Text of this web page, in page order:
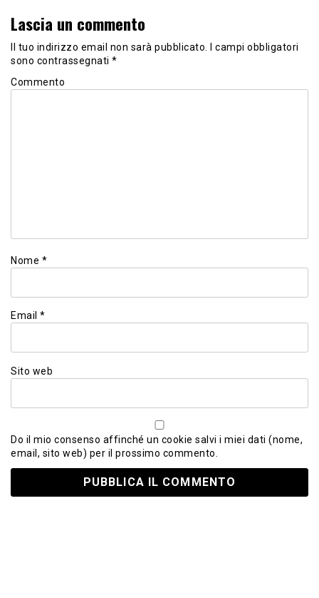
Lascia un commento
Il tuo indirizzo email non sarà pubblicato.
I campi obbligatori
sono contrassegnati *
Commento
Nome *
Email *
Sito web
Do il mio consenso affinché un cookie salvi i miei dati (nome,
email, sito web) per il prossimo commento.